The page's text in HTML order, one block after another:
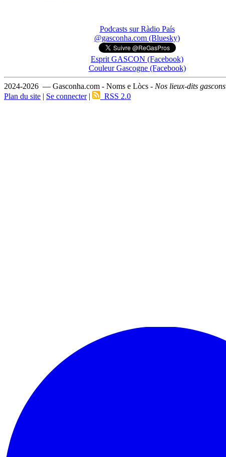
Podcasts sur Ràdio País
@gasconha.com (Bluesky)
Esprit GASCON (Facebook)
Couleur Gascogne (Facebook)
2024-2026 — Gasconha.com - Noms e Lòcs - Nos lieux-dits gascons
Plan du site | Se connecter| RSS 2.0